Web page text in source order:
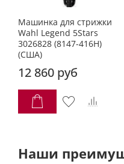
Машинка для стрижки
Wahl Legend 5Stars
3026828 (8147-416H)
(США)
12 860 руб
Наши